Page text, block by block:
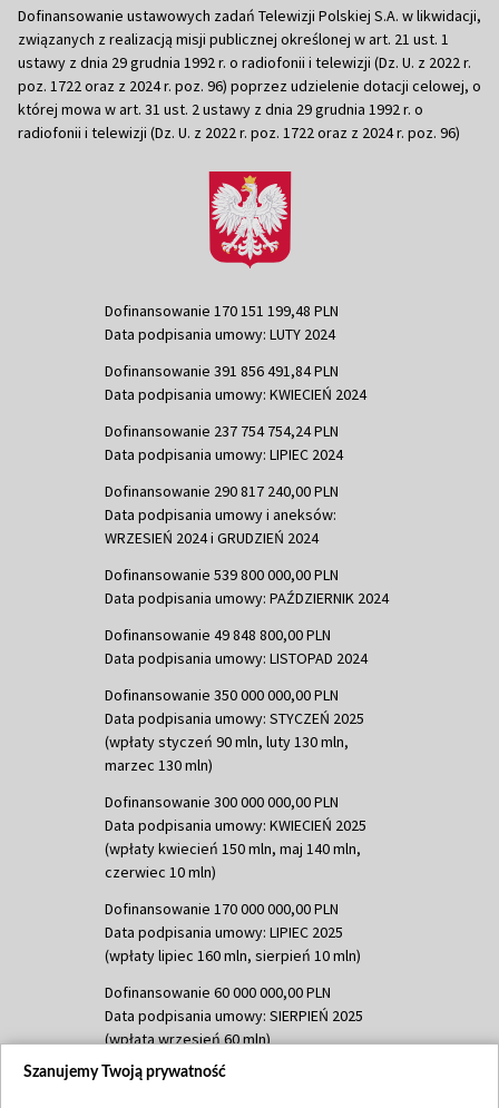
Dofinansowanie ustawowych zadań Telewizji Polskiej S.A. w likwidacji,
związanych z realizacją misji publicznej określonej w art. 21 ust. 1
ustawy z dnia 29 grudnia 1992 r. o radiofonii i telewizji (Dz. U. z 2022 r.
poz. 1722 oraz z 2024 r. poz. 96) poprzez udzielenie dotacji celowej, o
której mowa w art. 31 ust. 2 ustawy z dnia 29 grudnia 1992 r. o
radiofonii i telewizji (Dz. U. z 2022 r. poz. 1722 oraz z 2024 r. poz. 96)
Dofinansowanie 170 151 199,48 PLN
Data podpisania umowy: LUTY 2024
Dofinansowanie 391 856 491,84 PLN
Data podpisania umowy: KWIECIEŃ 2024
Dofinansowanie 237 754 754,24 PLN
Data podpisania umowy: LIPIEC 2024
Dofinansowanie 290 817 240,00 PLN
Data podpisania umowy i aneksów:
WRZESIEŃ 2024 i GRUDZIEŃ 2024
Dofinansowanie 539 800 000,00 PLN
Data podpisania umowy: PAŹDZIERNIK 2024
Dofinansowanie 49 848 800,00 PLN
Data podpisania umowy: LISTOPAD 2024
Dofinansowanie 350 000 000,00 PLN
Data podpisania umowy: STYCZEŃ 2025
(wpłaty styczeń 90 mln, luty 130 mln,
marzec 130 mln)
Dofinansowanie 300 000 000,00 PLN
Data podpisania umowy: KWIECIEŃ 2025
(wpłaty kwiecień 150 mln, maj 140 mln,
czerwiec 10 mln)
Dofinansowanie 170 000 000,00 PLN
Data podpisania umowy: LIPIEC 2025
(wpłaty lipiec 160 mln, sierpień 10 mln)
Dofinansowanie 60 000 000,00 PLN
Data podpisania umowy: SIERPIEŃ 2025
(wpłata wrzesień 60 mln)
Dofinansowanie 635 783 051,21 PLN
Szanujemy Twoją prywatność